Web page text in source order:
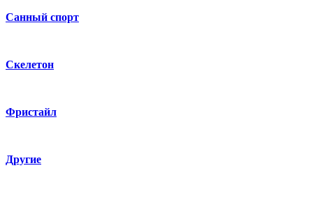
Санный спорт
Скелетон
Фристайл
Другие